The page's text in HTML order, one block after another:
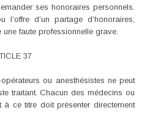
ses honoraires personnels.
l’offre d’un partage d’honoraires,
une faute professionnelle grave.
37
ou anesthésistes ne peut
traitant. Chacun des médecins ou
à ce titre doit présenter directement